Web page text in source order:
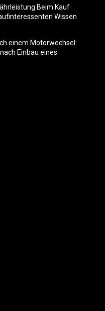
Beim Kauf
Wissen
einem Motorwechsel:
Einbau eines